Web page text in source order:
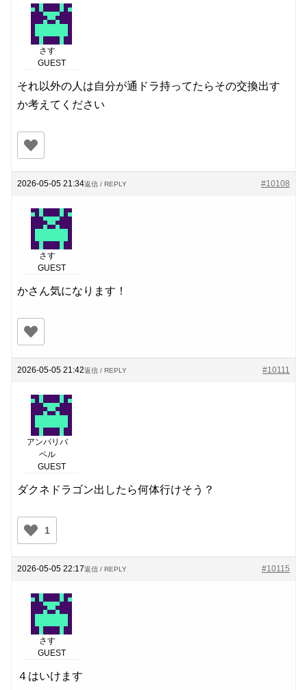
さす
GUEST
それ以外の人は自分が通ドラ持ってたらその交換出す
か考えてください
2026-05-05 21:34 #10108
返信 / REPLY
さす
GUEST
かさん気になります！
2026-05-05 21:42 #10111
返信 / REPLY
アンパリバ
ベル
GUEST
ダクネドラゴン出したら何体行けそう？
1
2026-05-05 22:17 #10115
返信 / REPLY
さす
GUEST
４はいけます